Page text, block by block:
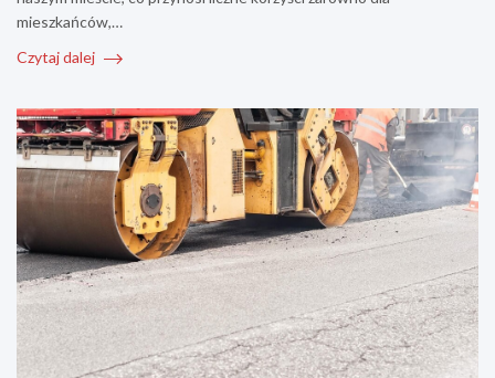
mieszkańców,…
Czytaj dalej